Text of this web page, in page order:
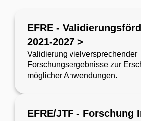
EFRE -
2021-2027 >
Validierung vielversprechender
Forschungsergebnisse zur
möglicher Anwendungen.
EFRE/JTF - Forschung